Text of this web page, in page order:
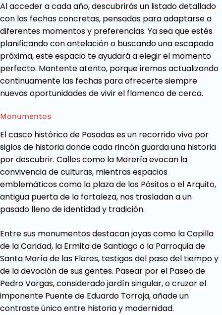
Al acceder a cada año, descubrirás un listado detallado
con las fechas concretas, pensadas para adaptarse a
diferentes momentos y preferencias. Ya sea que estés
planificando con antelación o buscando una escapada
próxima, este espacio te ayudará a elegir el momento
perfecto. Mantente atento, porque iremos actualizando
continuamente las fechas para ofrecerte siempre
nuevas oportunidades de vivir el flamenco de cerca.
Monumentos
El casco histórico de Posadas es un recorrido vivo por
siglos de historia donde cada rincón guarda una historia
por descubrir. Calles como la Morería evocan la
convivencia de culturas, mientras espacios
emblemáticos como la plaza de los Pósitos o el Arquito,
antigua puerta de la fortaleza, nos trasladan a un
pasado lleno de identidad y tradición.
Entre sus monumentos destacan joyas como la Capilla
de la Caridad, la Ermita de Santiago o la Parroquia de
Santa María de las Flores, testigos del paso del tiempo y
de la devoción de sus gentes. Pasear por el Paseo de
Pedro Vargas, considerado jardín singular, o cruzar el
imponente Puente de Eduardo Torroja, añade un
contraste único entre historia y modernidad.